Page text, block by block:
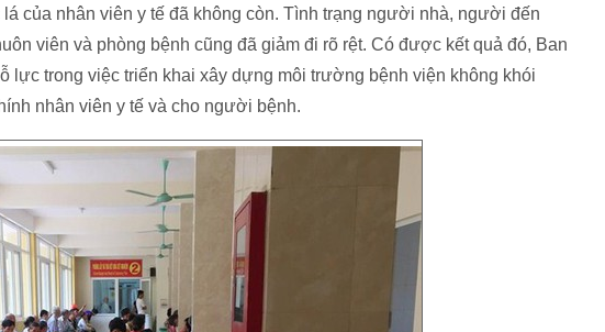
của nhân viên y tế đã không còn. Tình trạng người nhà, người đến
viên và phòng bệnh cũng đã giảm đi rõ rệt. Có được kết quả đó, Ban
lực trong việc triển khai xây dựng môi trường bệnh viện không khói
nhân viên y tế và cho người bệnh.